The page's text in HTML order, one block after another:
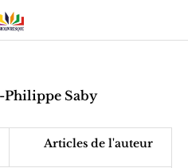
Philippe Saby
Articles de l'auteur